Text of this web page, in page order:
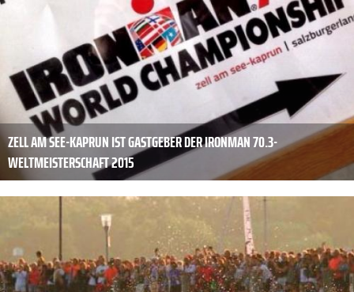
ZELL AM SEE-KAPRUN IST GASTGEBER DER IRONMAN 70.3-
WELTMEISTERSCHAFT 2015